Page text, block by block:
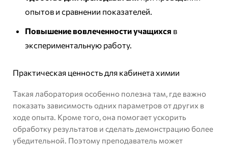
опытов и сравнении показателей.
Повышение вовлеченности учащихся в
экспериментальную работу.
Практическая ценность для кабинета химии
Такая лаборатория особенно полезна там, где важно
показать зависимость одних параметров от других в
ходе опыта. Кроме того, она помогает ускорить
обработку результатов и сделать демонстрацию более
убедительной. Поэтому преподаватель может